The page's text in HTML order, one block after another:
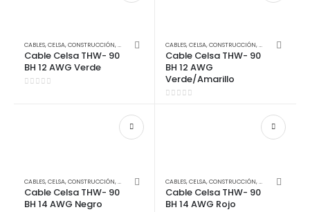
CABLES,CELSA,CONSTRUCCIÓN,ELECTRICIDAD
Cable Celsa THW- 90
BH 12 AWG Verde
CABLES,CELSA,CONSTRUCCIÓN,ELECTRICIDAD
Cable Celsa THW- 90
BH 12 AWG
Verde/Amarillo
CABLES,CELSA,CONSTRUCCIÓN,ELECTRICIDAD
Cable Celsa THW- 90
BH 14 AWG Negro
CABLES,CELSA,CONSTRUCCIÓN,ELECTRICIDAD
Cable Celsa THW- 90
BH 14 AWG Rojo